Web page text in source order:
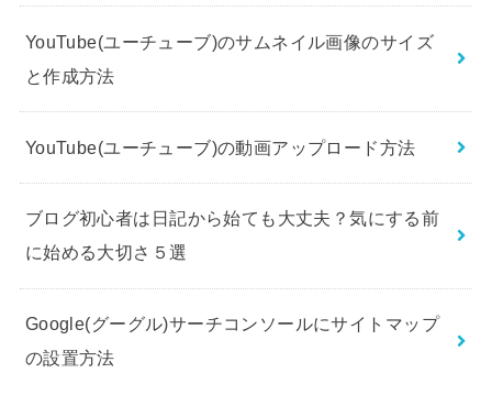
YouTube(ユーチューブ)のサムネイル画像のサイズ
と作成方法
YouTube(ユーチューブ)の動画アップロード方法
ブログ初心者は日記から始ても大丈夫？気にする前
に始める大切さ５選
Google(グーグル)サーチコンソールにサイトマップ
の設置方法